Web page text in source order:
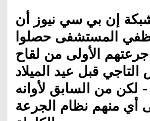
إن بي سي نيوز أن
المستشفى حصلوا
الأولى من لقاح
التاجي قبل عيد الميلاد
لكن من السابق لأوانه
أي منهم نظام الجرعة